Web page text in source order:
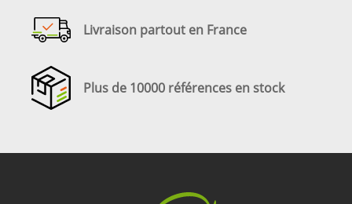
Livraison partout en France
Plus de 10000 références en stock